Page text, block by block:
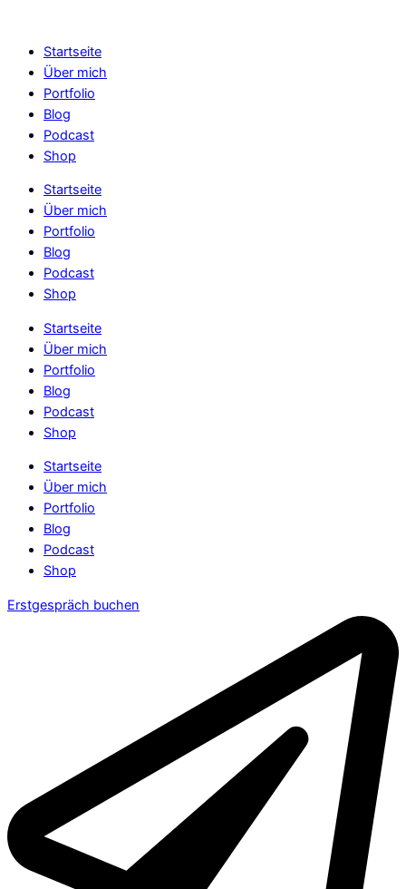
contentStartseite
Über mich
Portfolio
Blog
Podcast
Shop
Startseite
Über mich
Portfolio
Blog
Podcast
Shop
Startseite
Über mich
Portfolio
Blog
Podcast
Shop
Startseite
Über mich
Portfolio
Blog
Podcast
Shop
Erstgespräch buchen